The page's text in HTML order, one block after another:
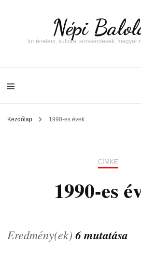
Népi
történelem, kultúra, sorskérdések, magyar
Kezdőlap 1990-es évek
CÍMKE
1990-es
Eredmény(ek) 6 mutatása